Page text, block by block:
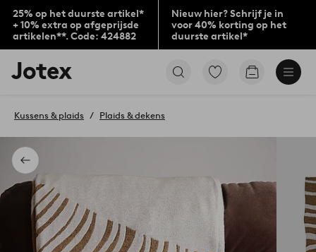
25% op het duurste artikel*
+ 10% extra op afgeprijsde
artikelen**. Code: 424882
Nieuw hier? Schrijf je in
voor 40% korting op het
duurste artikel*
Jotex
logo
to
home
page
Ga
Go
Terug
Kussens & plaids Plaids & dekens